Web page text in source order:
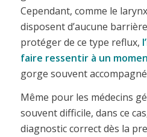
Cependant, comme le
disposent d’aucune
protéger de ce type reflux,
faire ressentir à un
gorge souvent
Même pour les médecins
souvent difficile, dans ce
diagnostic correct dès la